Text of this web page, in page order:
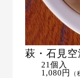
萩・石見
21個入
1,080円
（